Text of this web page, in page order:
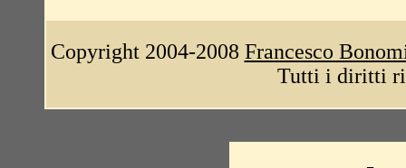
Copyright 2004-2008 Francesco
Tutti i diritti